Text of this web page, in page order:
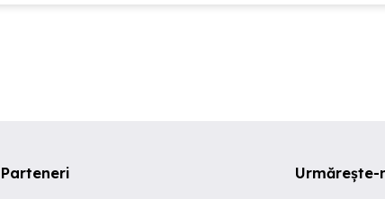
Urmărește-
Parteneri